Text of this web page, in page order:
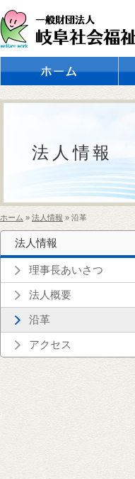
法人情報
ホーム » 法人情報 » 沿革
法人情報
理事長あいさつ
法人概要
沿革
アクセス